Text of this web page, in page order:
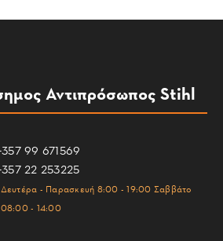
Αντιπρόσωπος Stihl
99 671569
22 253225
Δευτέρα - Παρασκευή 8:00 - 19:00 Σαββάτο
08:00 - 14:00